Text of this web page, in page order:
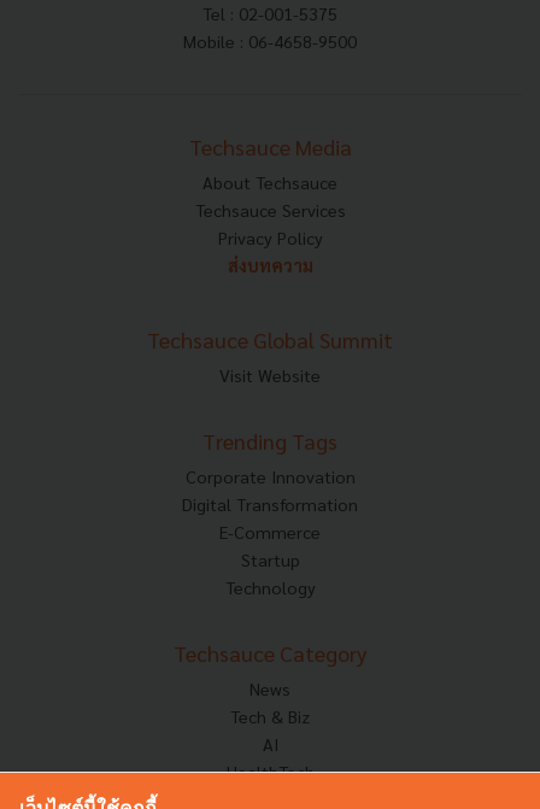
Tel : 02-001-5375
Mobile : 06-4658-9500
Techsauce Media
About Techsauce
Techsauce Services
Privacy Policy
ส่งบทความ
Techsauce Global Summit
Visit Website
Trending Tags
Corporate Innovation
Digital Transformation
E-Commerce
Startup
Technology
Techsauce Category
News
Tech & Biz
AI
HealthTech